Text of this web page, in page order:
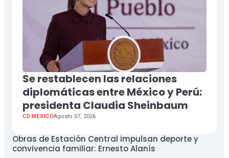
Se restablecen las relaciones
diplomáticas entre México y Perú:
presidenta Claudia Sheinbaum
CDMEXICOAgosto 07, 2026
Obras de Estación Central impulsan deporte y
convivencia familiar: Ernesto Alanís